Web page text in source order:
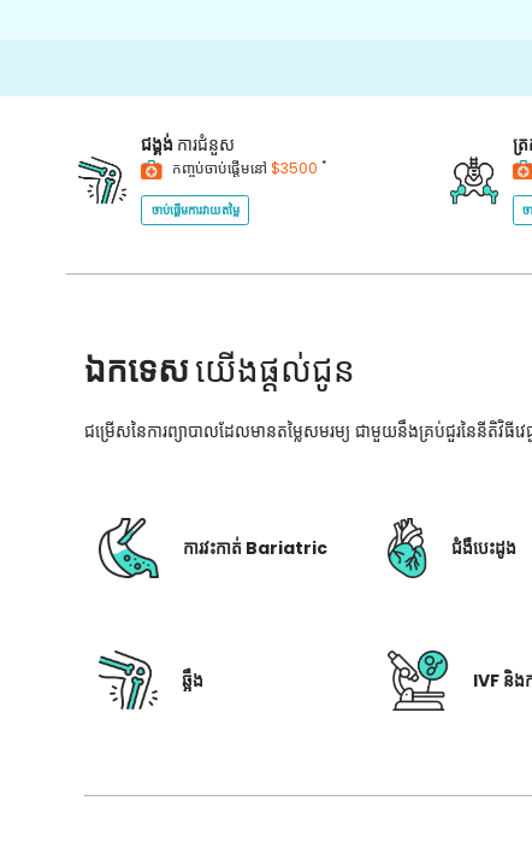
ជង្គង់ ការជំនួស
កញ្ចប់ចាប់ផ្តើមនៅ $3500 *
ចាប់ផ្តើមការវាយតម្លៃ
ត្
ច
ឯកទេសយើងផ្តល់ជូន
ជម្រើសនៃការព្យាបាលដែលមានតម្លៃសមរម្យ ជាមួយនឹងគ្រប់ជួរនៃនីតិវិធី
ការវះកាត់ Bariatric ជំងឺបេះដូង
ឆ្អឹង IVF និង